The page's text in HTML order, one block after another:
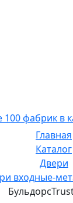
фабрик в
Главная
Каталог
Двери
входные-